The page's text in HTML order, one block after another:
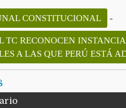
CONSTITUCIONAL -
TC RECONOCEN
A LAS QUE PERÚ ESTÁ